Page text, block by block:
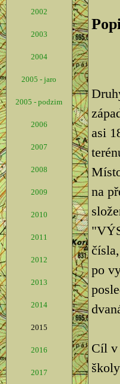
2002
2003
2004
2005 - jaro
2005 - podzim
2006
2007
2008
2009
2010
2011
2012
2013
2014
2015
2016
2017
asi
na
po
Cíl v